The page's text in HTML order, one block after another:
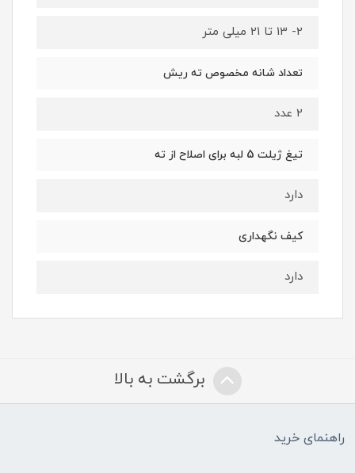
2- 13 تا 21 میلی متر
تعداد شانه مخصوص ته ریش
2 عدد
تیغ ژیلت 5 لبه برای اصلاح از ته
دارد
کیف نگهداری
دارد
برگشت به بالا
راهنمای خرید